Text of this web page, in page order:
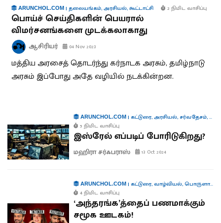
ARUNCHOL.COM | தலையங்கம்,அரசியல்,கூட்டாட்சி 2 நிமிட வாசிப்பு
பொய்ச் செய்திகளின் பெயரால்
விமர்சனங்களை முடக்கலாகாது
ஆசிரியர் 04 Nov 2023
மத்திய அரசைத் தொடர்ந்து கர்நாடக அரசும், தமிழ்நாடு
அரசும் இப்போது அதே வழியில் நடக்கின்றன.
ARUNCHOL.COM| கட்டுரை,அரசியல், சர்வதேசம்,
5 நிமிட வாசிப்பு
இஸ்ரேல் எப்படிப் போரிடுகிறது?
மஹிரா சர்ஃபராஸ் 13 Oct 2024
ARUNCHOL.COM| கட்டுரை, வாழ்வியல்,பொருளாதாரம்
4 நிமிட வாசிப்பு
‘அந்தரங்க’த்தைப் பணமாக்கும்
சமூக ஊடகம்!